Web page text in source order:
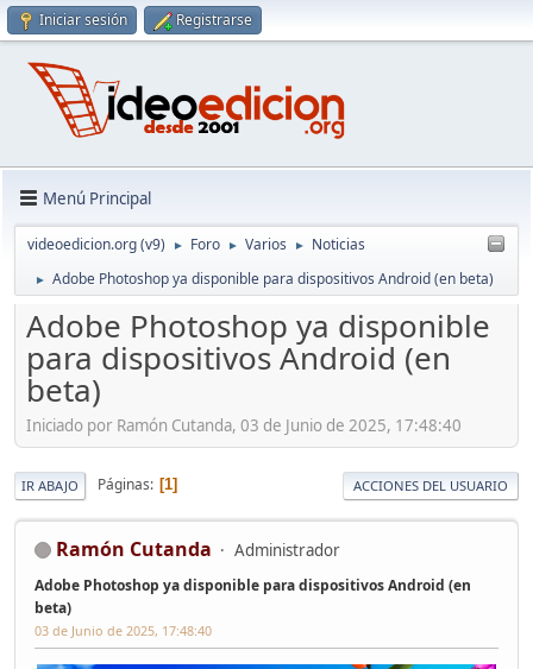
Iniciar sesión Registrarse
Menú Principal
videoedicion.org (v9) ► Foro ► Varios ► Noticias
► Adobe Photoshop ya disponible para dispositivos Android (en beta)
Adobe Photoshop ya disponible
para dispositivos Android (en
beta)
Iniciado por Ramón Cutanda, 03 de Junio de 2025, 17:48:40
IR ABAJO Páginas 1 ACCIONES DEL USUARIO
Ramón Cutanda Administrador
Adobe Photoshop ya disponible para dispositivos Android (en
beta)
03 de Junio de 2025, 17:48:40